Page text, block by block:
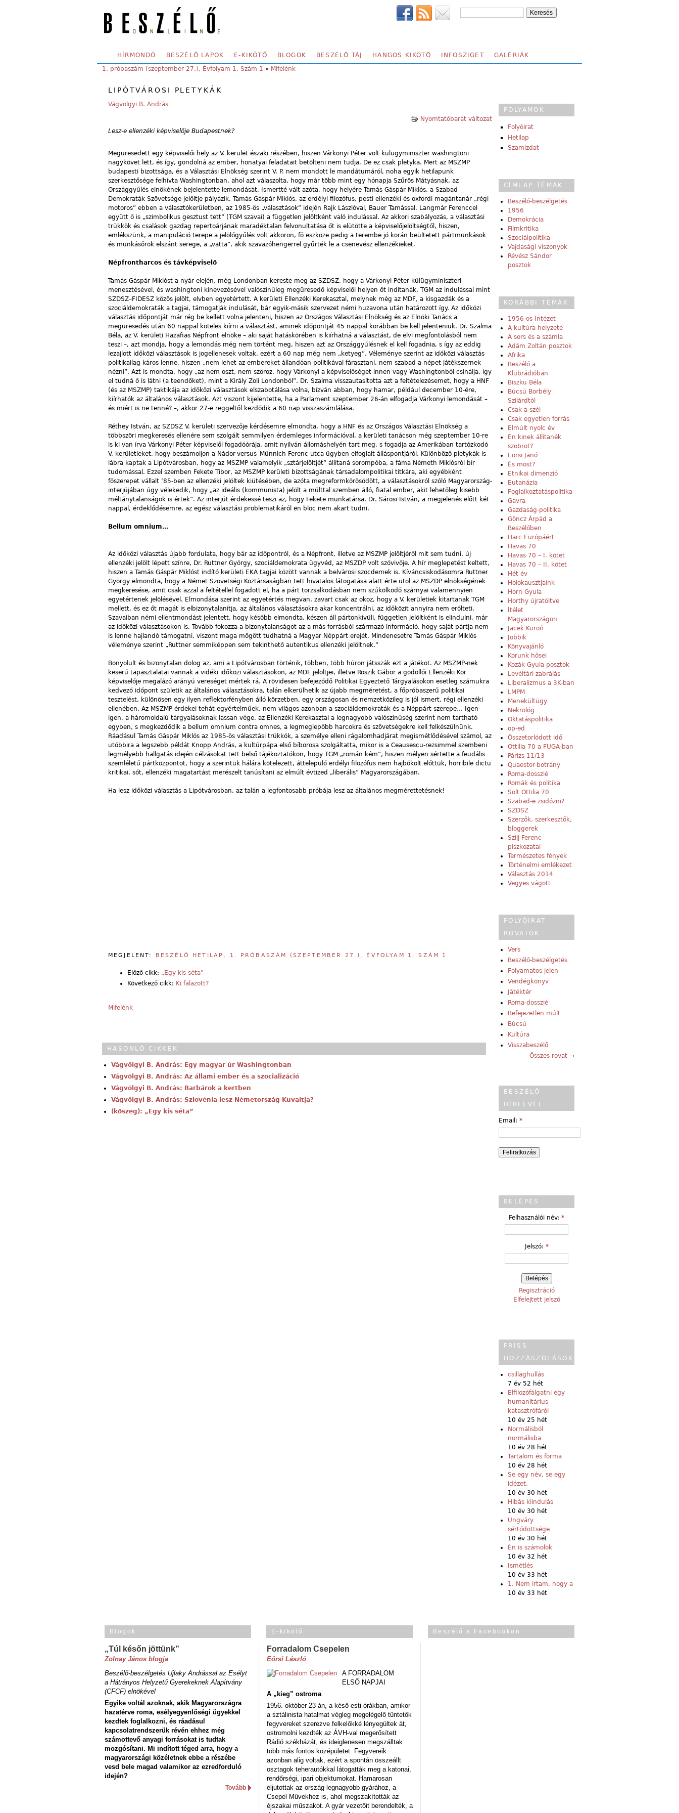
SECONDARY MENU
HÍRMONDÓ BESZÉLŐ LAPOK E-KIKÖTŐ BLOGOK BESZÉLŐ TÁJ HANGOS KIKÖTŐ INFOSZIGET GALÉRIÁK
YOU ARE HERE:
1. próbaszám (szeptember 27.), Évfolyam 1, Szám 1 » Mifelénk
LIPÓTVÁROSI PLETYKÁK
Vágvölgyi B. András
Nyomtatóbarát változat
Lesz-e ellenzéki képviselője Budapestnek?
Megüresedett egy képviselői hely az V. kerület északi részében, hiszen Várkonyi Péter volt külügyminiszter washingtoni
nagykövet lett, és így, gondolná az ember, honatyai feladatait betölteni nem tudja. De ez csak pletyka. Mert az MSZMP
budapesti bizottsága, és a Választási Elnökség szerint V. P. nem mondott le mandátumáról, noha egyik hetilapunk
szerkesztősége felhívta Washingtonban, ahol azt válaszolta, hogy már több mint egy hónapja Szűrös Mátyásnak, az
Országgyűlés elnökének bejelentette lemondását. Ismertté vált azóta, hogy helyére Tamás Gáspár Miklós, a Szabad
Demokraták Szövetsége jelöltje pályázik. Tamás Gáspár Miklós, az erdélyi filozófus, pesti ellenzéki és oxfordi magántanár „régi
motoros” ebben a választókerületben, az 1985-ös „választások” idején Rajk Lászlóval, Bauer Tamással, Langmár Ferenccel
együtt ő is „szimbolikus gesztust tett” (TGM szavai) a független jelöltként való indulással. Az akkori szabályozás, a választási
trükkök és csalások gazdag repertoárjának maradéktalan felvonultatása őt is elütötte a képviselőjelöltségtől, hiszen,
emlékszünk, a manipuláció terepe a jelölőgyűlés volt akkoron, fő eszköze pedig a terembe jó korán beültetett pártmunkások
és munkásőrök elszánt serege, a „vatta”, akik szavazóhengerrel gyűrték le a csenevész ellenzékieket.
Népfrontharcos és távképviselő
Tamás Gáspár Miklóst a nyár elején, még Londonban kereste meg az SZDSZ, hogy a Várkonyi Péter külügyminiszteri
menesztésével, és washingtoni kinevezésével valószínűleg megüresedő képviselői helyen őt indítanák. TGM az indulással mint
SZDSZ–FIDESZ közös jelölt, elvben egyetértett. A kerületi Ellenzéki Kerekasztal, melynek még az MDF, a kisgazdák és a
szociáldemokraták a tagjai, támogatják indulását, bár egyik-másik szervezet némi huzavona után határozott így. Az időközi
választás időpontját már rég be kellett volna jelenteni, hiszen az Országos Választási Elnökség és az Elnöki Tanács a
megüresedés után 60 nappal köteles kiírni a választást, aminek időpontját 45 nappal korábban be kell jelenteniük. Dr. Szalma
Béla, az V. kerületi Hazafias Népfront elnöke – aki saját hatáskörében is kiírhatná a választást, de elvi megfontolásból nem
teszi –, azt mondja, hogy a lemondás még nem történt meg, hiszen azt az Országgyűlésnek el kell fogadnia, s így az eddig
lezajlott időközi választások is jogellenesek voltak, ezért a 60 nap még nem „ketyeg”. Véleménye szerint az időközi választás
politikailag káros lenne, hiszen „nem lehet az embereket állandóan politikával fárasztani, nem szabad a népet játékszernek
nézni”. Azt is mondta, hogy „az nem oszt, nem szoroz, hogy Várkonyi a képviselőséget innen vagy Washingtonból csinálja, így
el tudná ő is látni (a teendőket), mint a Király Zoli Londonból”. Dr. Szalma visszautasította azt a feltételezésemet, hogy a HNF
(és az MSZMP) taktikája az időközi választások elszabotálása volna, bízván abban, hogy hamar, például december 10-ére,
kiírhatók az általános választások. Azt viszont kijelentette, ha a Parlament szeptember 26-án elfogadja Várkonyi lemondását –
és miért is ne tenné? –, akkor 27-e reggeltől kezdődik a 60 nap visszaszámlálása.
Réthey István, az SZDSZ V. kerületi szervezője kérdésemre elmondta, hogy a HNF és az Országos Választási Elnökség a
többszöri megkeresés ellenére sem szolgált semmilyen érdemleges információval, a kerületi tanácson még szeptember 10-re
is ki van írva Várkonyi Péter képviselői fogadóórája, amit nyilván állomáshelyén tart meg, s fogadja az Amerikában tartózkodó
V. kerületieket, hogy beszámoljon a Nádor-versus–Münnich Ferenc utca ügyben elfoglalt álláspontjáról. Különböző pletykák is
lábra kaptak a Lipótvárosban, hogy az MSZMP valamelyik „sztárjelöltjét” állítaná sorompóba, a fáma Németh Miklósról bír
tudomással. Ezzel szemben Fekete Tibor, az MSZMP kerületi bizottságának társadalompolitikai titkára, aki egyébként
főszerepet vállalt ’85-ben az ellenzéki jelöltek kiütésében, de azóta megreformkörösödött, a választásokról szóló Magyarország-
interjújában úgy vélekedik, hogy „az ideális (kommunista) jelölt a múlttal szemben álló, fiatal ember, akit lehetőleg kisebb
méltánytalanságok is értek”. Az interjút érdekessé teszi az, hogy Fekete munkatársa, Dr. Sárosi István, a megjelenés előtt két
nappal, érdeklődésemre, az egész választási problematikáról en bloc nem akart tudni.
Bellum omnium…
Az időközi választás újabb fordulata, hogy bár az időpontról, és a Népfront, illetve az MSZMP jelöltjéről mit sem tudni, új
ellenzéki jelölt lépett színre, Dr. Ruttner György, szociáldemokrata ügyvéd, az MSZDP volt szóvivője. A hír meglepetést keltett,
hiszen a Tamás Gáspár Miklóst indító kerületi EKA tagjai között vannak a belvárosi szocdemek is. Kíváncsiskodásomra Ruttner
György elmondta, hogy a Német Szövetségi Köztársaságban tett hivatalos látogatása alatt érte utol az MSZDP elnökségének
megkeresése, amit csak azzal a feltétellel fogadott el, ha a párt torzsalkodásban nem szűkölködő szárnyai valamennyien
egyetértenek jelölésével. Elmondása szerint az egyetértés megvan, zavart csak az okoz, hogy a V. kerületiek kitartanak TGM
mellett, és ez őt magát is elbizonytalanítja, az általános választásokra akar koncentrálni, az időközit annyira nem erőlteti.
Szavaiban némi ellentmondást jelentett, hogy később elmondta, készen áll pártonkívüli, független jelöltként is elindulni, már
az időközi választásokon is. Tovább fokozza a bizonytalanságot az a más forrásból származó információ, hogy saját pártja nem
is lenne hajlandó támogatni, viszont maga mögött tudhatná a Magyar Néppárt erejét. Mindenesetre Tamás Gáspár Miklós
véleménye szerint „Ruttner semmiképpen sem tekinthető autentikus ellenzéki jelöltnek.”
Bonyolult és bizonytalan dolog az, ami a Lipótvárosban történik, többen, több húron játsszák ezt a játékot. Az MSZMP-nek
keserű tapasztalatai vannak a vidéki időközi választásokon, az MDF jelöltjei, illetve Roszik Gábor a gödöllői Ellenzéki Kör
képviselője megalázó arányú vereséget mértek rá. A rövidesen befejeződő Politikai Egyeztető Tárgyalásokon esetleg számukra
kedvező időpont születik az általános választásokra, talán elkerülhetik az újabb megméretést, a főpróbaszerű politikai
tesztelést, különösen egy ilyen reflektorfényben álló körzetben, egy országosan és nemzetközileg is jól ismert, régi ellenzéki
ellenében. Az MSZMP érdekei tehát egyértelműek, nem világos azonban a szociáldemokraták és a Néppárt szerepe… Igen-
igen, a háromoldalú tárgyalásoknak lassan vége, az Ellenzéki Kerekasztal a legnagyobb valószínűség szerint nem tartható
egyben, s megkezdődik a bellum omnium contra omnes, a legmeglepőbb harcokra és szövetségekre kell felkészülnünk.
Ráadásul Tamás Gáspár Miklós az 1985-ös választási trükkök, a személye elleni rágalomhadjárat megismétlődésével számol, az
utóbbira a legszebb példát Knopp András, a kultúrpápa első bíborosa szolgáltatta, mikor is a Ceausescu-rezsimmel szembeni
legmélyebb hallgatás idején célzásokat tett belső tájékoztatókon, hogy TGM „román kém”, hiszen mélyen sértette a feudális
szemléletű pártközpontot, hogy a szerintük hálára kötelezett, áttelepülő erdélyi filozófus nem hajbókolt előttük, horribile dictu
kritikai, sőt, ellenzéki magatartást merészelt tanúsítani az elmúlt évtized „liberális” Magyarországában.
Ha lesz időközi választás a Lipótvárosban, az talán a legfontosabb próbája lesz az általános megmérettetésnek!
MEGJELENT: BESZÉLŐ HETILAP 1. PRÓBASZÁM (SZEPTEMBER 27.), ÉVFOLYAM 1, SZÁM 1
Előző cikk: „Egy kis séta”
Következő cikk: Ki falazott?
Mifelénk
HASONLÓ CIKKEK
Vágvölgyi B. András: Egy magyar úr Washingtonban
Vágvölgyi B. András: Az állami ember és a szocializáció
Vágvölgyi B. András: Barbárok a kertben
Vágvölgyi B. András: Szlovénia lesz Németország Kuvaitja?
(kőszeg): „Egy kis séta”
FOLYAMOK
Folyóirat
Hetilap
Szamizdat
CÍMLAP TÉMÁK
Beszélő-beszélgetés
1956
Demokrácia
Filmkritika
Szociálpolitika
Vajdasági viszonyok
Révész Sándor
posztok
KORÁBBI TÉMÁK
1956-os Intézet
A kultúra helyzete
A sors és a számla
Ádám Zoltán posztok
Afrika
Beszélő a
Klubrádióban
Biszku Béla
Búcsú Borbély
Szilárdtól
Csak a szél
Csak egyetlen forrás
Elmúlt nyolc év
Én kinek állítanék
szobrot?
Eörsi Janó
És most?
Etnikai dimenzió
Eutanázia
Foglalkoztatáspolitika
Gavra
Gazdaság-politika
Göncz Árpád a
Beszélőben
Harc Európáért
Havas 70
Havas 70 – I. kötet
Havas 70 – II. kötet
Hét év
Holokausztjaink
Horn Gyula
Horthy újratöltve
Ítélet
Magyarországon
Jacek Kuroń
Jobbik
Könyvajánló
Korunk hősei
Kozák Gyula posztok
Levéltári zabrálás
Liberalizmus a 3K-ban
LMPM
Menekültügy
Nekrológ
Oktatáspolitika
op-ed
Összetorlódott idő
Ottilia 70 a FUGA-ban
Párizs 11/13
Quaestor-botrány
Roma-dosszié
Romák és politika
Solt Ottilia 70
Szabad-e zsidózni?
SZDSZ
Szerzők, szerkesztők,
bloggerek
Szijj Ferenc
piszkozatai
Természetes fények
Történelmi emlékezet
Választás 2014
Vegyes vágott
FOLYÓIRAT
ROVATOK
Vers
Beszélő-beszélgetés
Folyamatos jelen
Vendégkönyv
Játéktér
Roma-dosszié
Befejezetlen múlt
Búcsú
Kultúra
Visszabeszélő
Összes rovat →
BESZÉLŐ
HÍRLEVÉL
Email: *
BELÉPÉS
Felhasználói név: *
Jelszó: *
Regisztráció
Elfelejtett jelszó
FRISS
HOZZÁSZÓLÁSOK
csillaghullás
7 év 52 hét
Elfilozófálgatni egy
humanitárius
katasztrófáról
10 év 25 hét
Normálisból
normálisba
10 év 28 hét
Tartalom és forma
10 év 28 hét
Se egy név, se egy
idézet,
10 év 30 hét
Hibás kiindulás
10 év 30 hét
Ungváry
sértődöttsége
10 év 30 hét
Én is számolok
10 év 32 hét
Ismétlés
10 év 33 hét
1. Nem írtam, hogy a
10 év 33 hét
Blogok
„Túl későn jöttünk”
Zolnay János blogja
Beszélő-beszélgetés Ujlaky Andrással az Esélyt
a Hátrányos Helyzetű Gyerekeknek Alapítvány
(CFCF) elnökével
Egyike voltál azoknak, akik Magyarországra
hazatérve roma, esélyegyenlőségi ügyekkel
kezdtek foglalkozni, és ráadásul
kapcsolatrendszerük révén ehhez még
számottevő anyagi forrásokat is tudtak
mozgósítani. Mi indított téged arra, hogy a
magyarországi közéletnek ebbe a részébe
vesd bele magad valamikor az ezredforduló
idején?
Tovább
E-kikötő
Forradalom Csepelen
Eörsi László
A FORRADALOM
ELSŐ NAPJAI
A „kieg” ostroma
1956. október 23-án, a késő esti órákban, amikor
a sztálinista hatalmat végleg megelégelő tüntetők
fegyvereket szerezve felkelőkké lényegültek át,
ostromolni kezdték az ÁVH-val megerősített
Rádió székházát, és ideiglenesen megszálltak
több más fontos középületet. Fegyvereik
azonban alig voltak, ezért a spontán összeállt
osztagok teherautókkal látogatták meg a katonai,
rendőrségi, ipari objektumokat. Hamarosan
eljutottak az ország legnagyobb gyárához, a
Csepel Művekhez is, ahol megszakították az
éjszakai műszakot. A gyár vezetőit berendelték, a
Beszélő a Facebookon